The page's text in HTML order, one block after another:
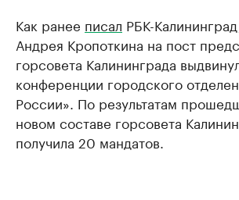
Как ранее писал РБК-
Андрея Кропоткина на пост
горсовета Калининграда
конференции городского
России». По результатам
новом составе горсовета
получила 20 мандатов.